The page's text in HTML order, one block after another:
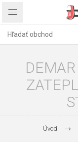
Úvod